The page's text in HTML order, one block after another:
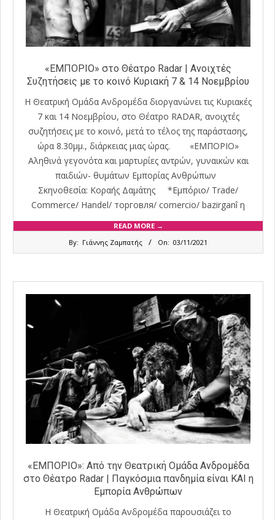
«ΕΜΠΟΡΙΟ» στο Θέατρο Radar | Ανοιχτές
Συζητήσεις με το κοινό Κυριακή 7 & 14 Νοεμβρίου
Η Θεατρική Ομάδα Ανδρομέδα διοργανώνει τις Κυριακές
7 και 14 Νοεμβρίου, στο Θέατρο RADAR, ανοιχτές
συζητήσεις με το κοινό, μετά το τέλος της παράστασης,
ώρα 8.30μμ., διάρκειας μιας ώρας. «ΕΜΠΟΡΙΟ»
Αληθινά γεγονότα και μαρτυρίες αντρών, γυναικών και
παιδιών- θυμάτων Εμπορίας Ανθρώπων
Σκηνοθεσία: Κοραής Δαμάτης *Εμπόριο/ Trade/
Commerce/ Handel/ торговля/ comercio/ bazirganî η
READ MORE →
By: Γιάννης Ζαμπατής On: 03/11/2021
«ΕΜΠΟΡΙΟ»: Από την Θεατρική Oμάδα Ανδρομέδα
στο Θέατρο Radar | Παγκόσμια πανδημία είναι ΚΑΙ η
Εμπορία Ανθρώπων
Η Θεατρική Oμάδα Ανδρομέδα παρουσιάζει το